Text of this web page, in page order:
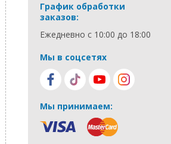
График обработки
заказов:
Ежедневно с 10:00 до 18:00
Мы в соцсетях
Мы принимаем: